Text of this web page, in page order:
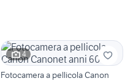
4
Fotocamera a pellicola Canon